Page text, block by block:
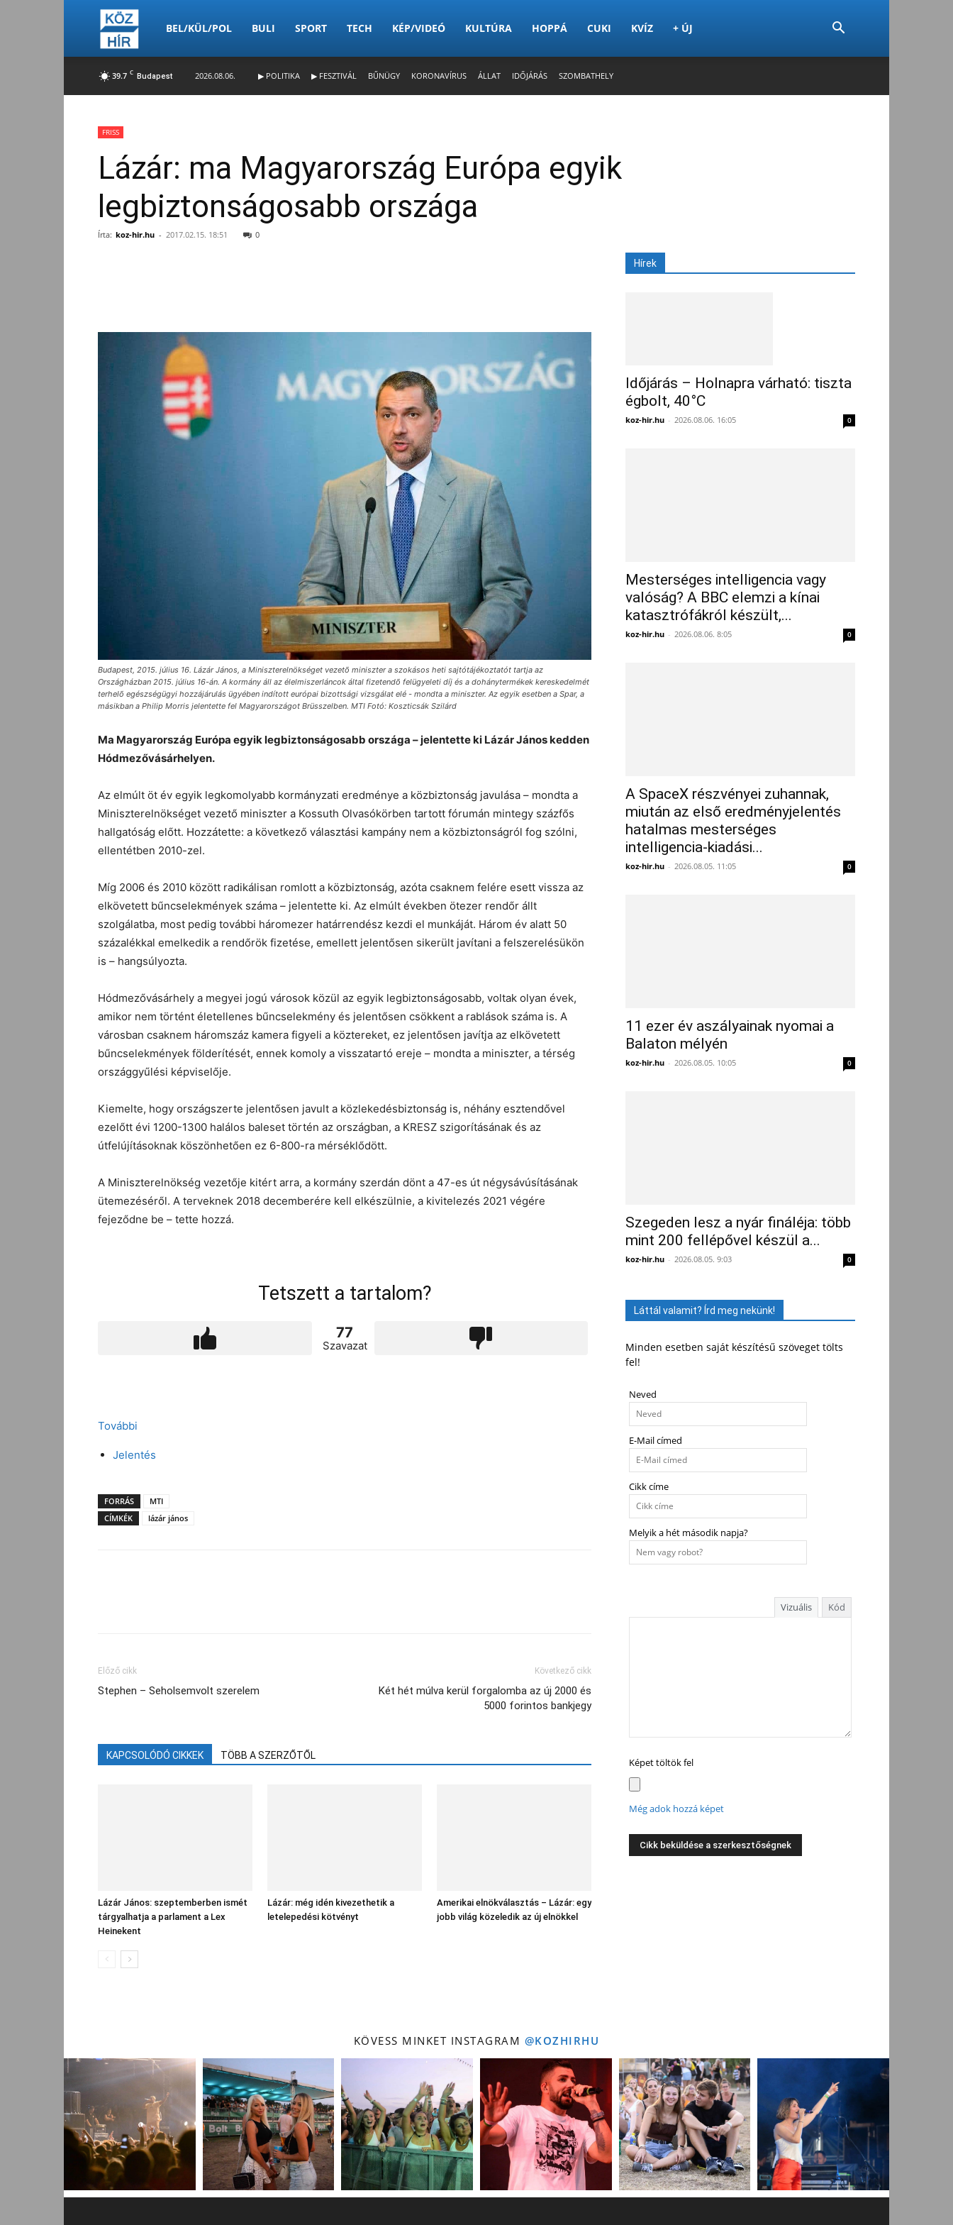
Köz-
Hír
BEL/KÜL/POL BULI SPORT TECH KÉP/VIDEÓ KULTÚRA HOPPÁ CUKI KVÍZ + ÚJ
39.7 C Budapest 2026.08.06. ▶ POLITIKA ▶ FESZTIVÁL BŰNÜGY KORONAVÍRUS ÁLLAT IDŐJÁRÁS SZOMBATHELY
FRISS
Lázár: ma Magyarország Európa egyik
legbiztonságosabb országa
Írta: koz-hir.hu - 2017.02.15. 18:51 0
Budapest, 2015. július 16. Lázár János, a Miniszterelnökséget vezetõ miniszter a szokásos heti sajtótájékoztatót tartja az
Országházban 2015. július 16-án. A kormány áll az élelmiszerláncok által fizetendõ felügyeleti díj és a dohánytermékek kereskedelmét
terhelõ egészségügyi hozzájárulás ügyében indított európai bizottsági vizsgálat elé - mondta a miniszter. Az egyik esetben a Spar, a
másikban a Philip Morris jelentette fel Magyarországot Brüsszelben. MTI Fotó: Koszticsák Szilárd
Ma Magyarország Európa egyik legbiztonságosabb országa – jelentette ki Lázár János kedden
Hódmezővásárhelyen.
Az elmúlt öt év egyik legkomolyabb kormányzati eredménye a közbiztonság javulása – mondta a
Miniszterelnökséget vezető miniszter a Kossuth Olvasókörben tartott fórumán mintegy százfős
hallgatóság előtt. Hozzátette: a következő választási kampány nem a közbiztonságról fog szólni,
ellentétben 2010-zel.
Míg 2006 és 2010 között radikálisan romlott a közbiztonság, azóta csaknem felére esett vissza az
elkövetett bűncselekmények száma – jelentette ki. Az elmúlt években ötezer rendőr állt
szolgálatba, most pedig további háromezer határrendész kezdi el munkáját. Három év alatt 50
százalékkal emelkedik a rendőrök fizetése, emellett jelentősen sikerült javítani a felszerelésükön
is – hangsúlyozta.
Hódmezővásárhely a megyei jogú városok közül az egyik legbiztonságosabb, voltak olyan évek,
amikor nem történt életellenes bűncselekmény és jelentősen csökkent a rablások száma is. A
városban csaknem háromszáz kamera figyeli a köztereket, ez jelentősen javítja az elkövetett
bűncselekmények földerítését, ennek komoly a visszatartó ereje – mondta a miniszter, a térség
országgyűlési képviselője.
Kiemelte, hogy országszerte jelentősen javult a közlekedésbiztonság is, néhány esztendővel
ezelőtt évi 1200-1300 halálos baleset történ az országban, a KRESZ szigorításának és az
útfelújításoknak köszönhetően ez 6-800-ra mérséklődött.
A Miniszterelnökség vezetője kitért arra, a kormány szerdán dönt a 47-es út négysávúsításának
ütemezéséről. A terveknek 2018 decemberére kell elkészülnie, a kivitelezés 2021 végére
fejeződne be – tette hozzá.
Tetszett a tartalom?
77
Szavazat
További
Jelentés
FORRÁS
MTI
CÍMKÉK
lázár jános
Előző cikk
Stephen – Seholsemvolt szerelem
Következő cikk
Két hét múlva kerül forgalomba az új 2000 és
5000 forintos bankjegy
KAPCSOLÓDÓ CIKKEK TÖBB A SZERZŐTŐL
Lázár János: szeptemberben ismét
tárgyalhatja a parlament a Lex
Heinekent
Lázár: még idén kivezethetik a
letelepedési kötvényt
Amerikai elnökválasztás – Lázár: egy
jobb világ közeledik az új elnökkel
Hírek
Időjárás – Holnapra várható: tiszta
égbolt, 40°C
koz-hir.hu - 2026.08.06. 16:05 0
Mesterséges intelligencia vagy
valóság? A BBC elemzi a kínai
katasztrófákról készült,...
koz-hir.hu - 2026.08.06. 8:05 0
A SpaceX részvényei zuhannak,
miután az első eredményjelentés
hatalmas mesterséges
intelligencia-kiadási...
koz-hir.hu - 2026.08.05. 11:05 0
11 ezer év aszályainak nyomai a
Balaton mélyén
koz-hir.hu - 2026.08.05. 10:05 0
Szegeden lesz a nyár fináléja: több
mint 200 fellépővel készül a...
koz-hir.hu - 2026.08.05. 9:03 0
Láttál valamit? Írd meg nekünk!
Minden esetben saját készítésű szöveget tölts
fel!
Neved
E-Mail címed
Cikk címe
Melyik a hét második napja?
Vizuális Kód
Képet töltök fel
Még adok hozzá képet
KÖVESS MINKET INSTAGRAM @KOZHIRHU